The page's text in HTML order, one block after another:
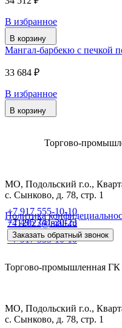
В избранное
В корзину
Мангал-барбекю с печкой
33 684 ₽
В избранное
В корзину
Торгово-
МО, Подольский г.о.,
с. Сынково, д. 78, стр. 1
Политика
+7 917 555-10-10
+7 495 741-20-23
+7 917 555-10-10
7412023@mail.ru
Заказать обратный звонок
Торгово-промышленная
МО, Подольский г.о.,
с. Сынково, д. 78, стр. 1